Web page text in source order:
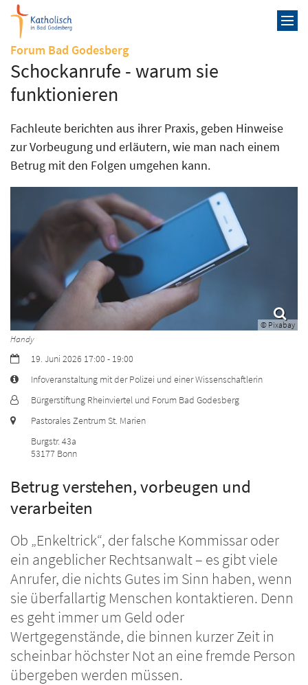
Zum Inhalt springen
Forum Bad Godesberg:
Schockanrufe - warum sie
funktionieren
Fachleute berichten aus ihrer Praxis, geben Hinweise
zur Vorbeugung und erläutern, wie man nach einem
Betrug mit den Folgen umgehen kann.
© Pixabay
Handy
Datum:19. Juni 2026 17:00 - 19:00
Art bzw. Nummer:
Infoveranstaltung mit der Polizei und einer Wissenschaftlerin
Von:
Bürgerstiftung Rheinviertel und Forum Bad Godesberg
Ort:
Pastorales Zentrum St. Marien
Burgstr. 43a
53177 Bonn
Betrug verstehen, vorbeugen und
verarbeiten
Ob „Enkeltrick“, der falsche Kommissar oder
ein angeblicher Rechtsanwalt – es gibt viele
Anrufer, die nichts Gutes im Sinn haben, wenn
sie überfallartig Menschen kontaktieren. Denn
es geht immer um Geld oder
Wertgegenstände, die binnen kurzer Zeit in
scheinbar höchster Not an eine fremde Person
übergeben werden müssen.